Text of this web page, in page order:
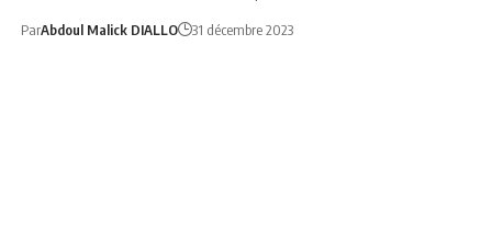
ParAbdoul Malick DIALLO 31 décembre 2023